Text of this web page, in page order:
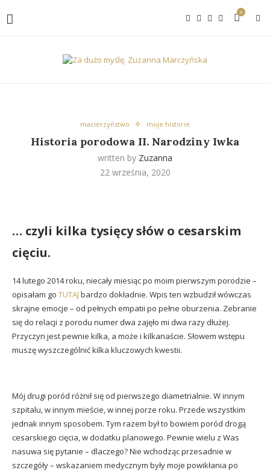
0
macierzyństwo moje historie
Historia porodowa II. Narodziny Iwka
written by Zuzanna
22 września, 2020
… czyli kilka tysięcy słów o cesarskim
cięciu.
14 lutego 2014 roku, niecały miesiąc po moim pierwszym porodzie –
opisałam go TUTAJ bardzo dokładnie. Wpis ten wzbudził wówczas
skrajne emocje – od pełnych empatii po pełne oburzenia. Zebranie
się do relacji z porodu numer dwa zajęło mi dwa razy dłużej.
Przyczyn jest pewnie kilka, a może i kilkanaście. Słowem wstępu
muszę wyszczególnić kilka kluczowych kwestii.
Mój drugi poród różnił się od pierwszego diametrialnie. W innym
szpitalu, w innym mieście, w innej porze roku. Przede wszystkim
jednak innym sposobem. Tym razem był to bowiem poród drogą
cesarskiego cięcia, w dodatku planowego. Pewnie wielu z Was
nasuwa się pytanie – dlaczego? Nie wchodząc przesadnie w
szczegóły – wskazaniem medycznym były moje powikłania po